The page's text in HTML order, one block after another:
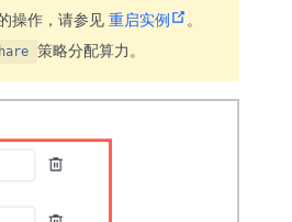
操作，请参见重启实例
。
策略分配算力。